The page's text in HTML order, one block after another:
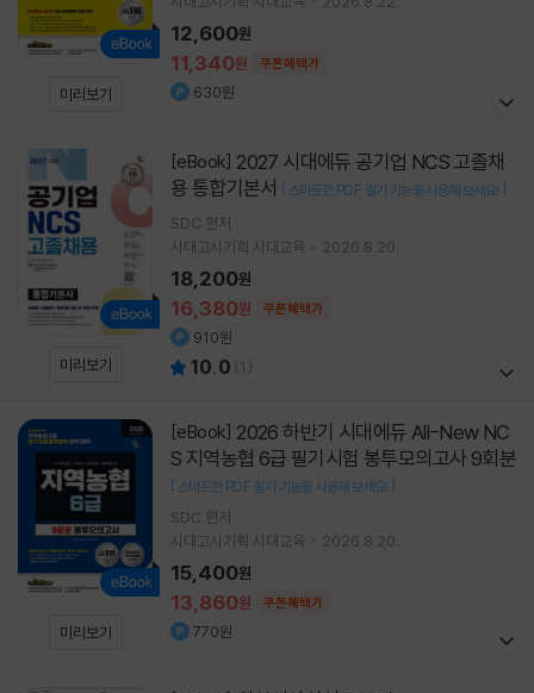
미리보기
11,340원 쿠폰혜택가
12,600원
630원
미리보기
[eBook]
용 통합기본서 [ 스마트한 PDF 필기 기능을 사용해 보세요! ]
SDC 편저
시대고시기획 시대교육
2026.8.20.
16,380원 쿠폰혜택가
18,200원
910원
10.0 (1 )
미리보기
[eBook]
S 지역농협 6급 필기시험 봉투모의고사 9회분
[ 스마트한 PDF 필기 기능을 사용해 보세요! ]
SDC 편저
시대고시기획 시대교육
2026.8.20.
13,860원 쿠폰혜택가
15,400원
770원